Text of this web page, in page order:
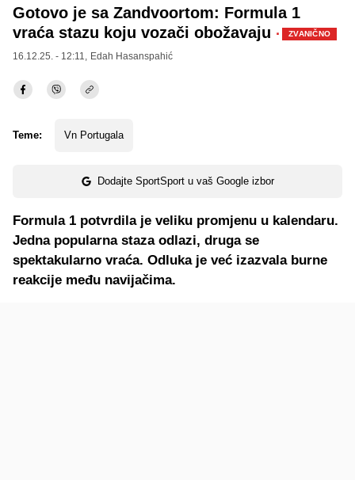
Gotovo je sa Zandvoortom: Formula 1
vraća stazu koju vozači obožavaju · ZVANIČNO
16.12.25. - 12:11, Edah Hasanspahić
Teme: Vn Portugala
Dodajte SportSport u vaš Google izbor
Formula 1 potvrdila je veliku promjenu u kalendaru.
Jedna popularna staza odlazi, druga se
spektakularno vraća. Odluka je već izazvala burne
reakcije među navijačima.